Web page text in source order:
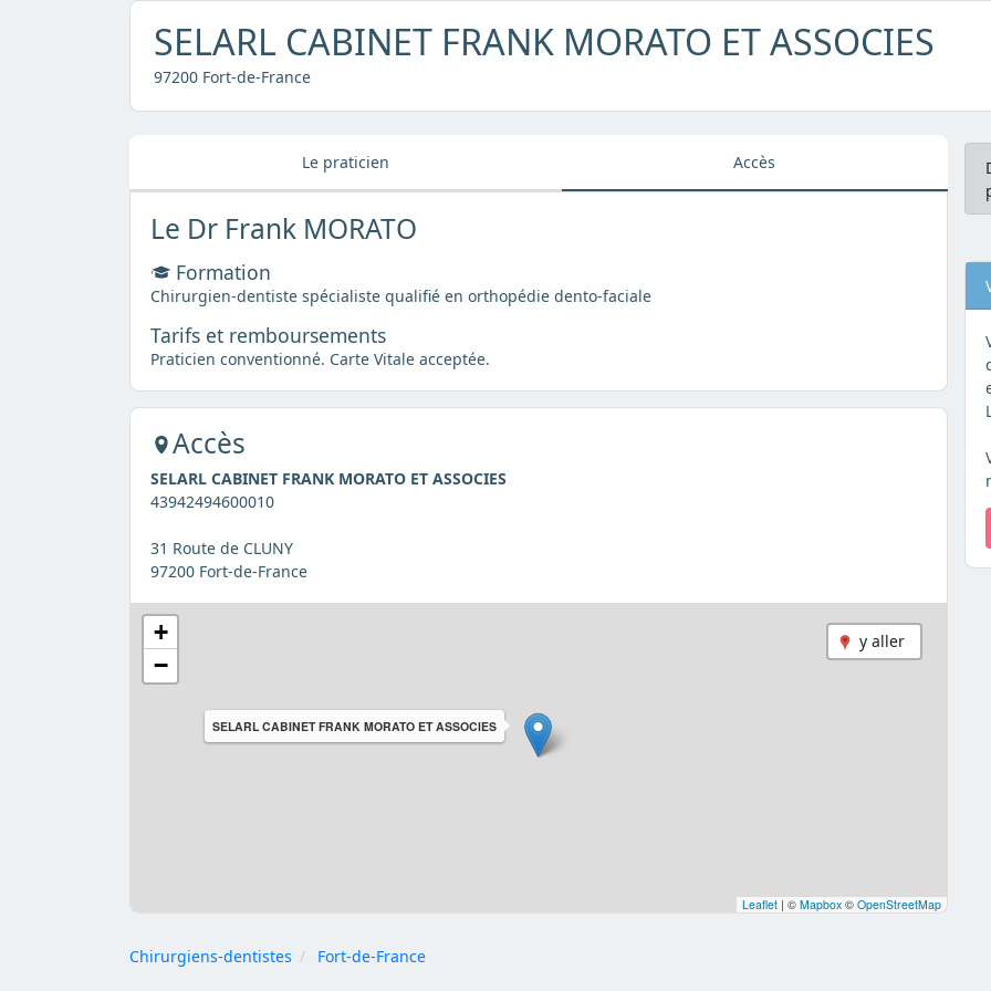
SELARL CABINET FRANK MORATO ET ASSOCIES
97200 Fort-de-France
Le praticien Accès
Le Dr Frank MORATO
Formation
Chirurgien-dentiste spécialiste qualifié en orthopédie dento-faciale
Tarifs et remboursements
Praticien conventionné. Carte Vitale acceptée.
Accès
SELARL CABINET FRANK MORATO ET ASSOCIES
43942494600010
31 Route de CLUNY
97200 Fort-de-France
y aller
SELARL CABINET FRANK MORATO ET ASSOCIES
+
−
Leaflet | © Mapbox © OpenStreetMap
Chirurgiens-dentistes Fort-de-France